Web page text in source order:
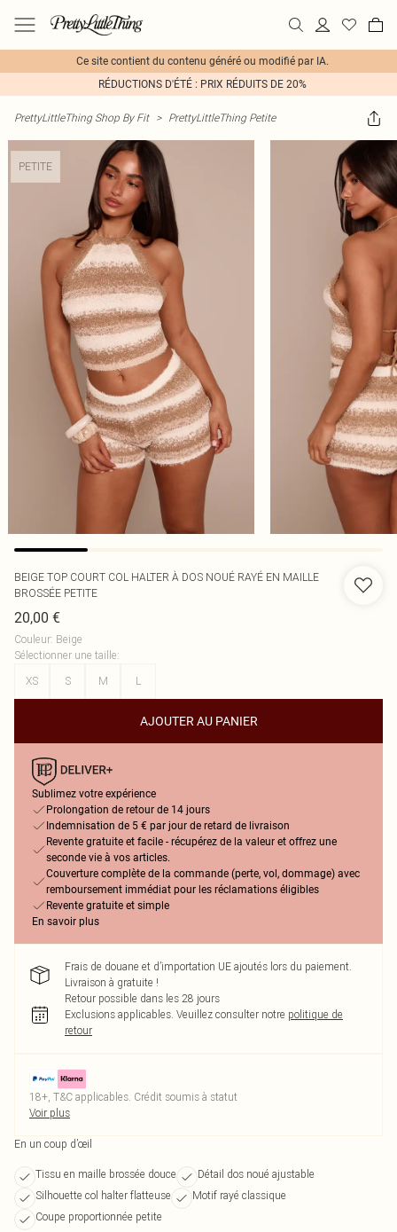
Ce site contient du contenu généré ou modifié par IA.
RÉDUCTIONS D'ÉTÉ : PRIX RÉDUITS DE 20%
PrettyLittleThing Shop By Fit > PrettyLittleThing Petite
PETITE
BEIGE TOP COURT COL HALTER À DOS NOUÉ RAYÉ EN MAILLE
BROSSÉE PETITE
20,00 €
Couleur: Beige
Sélectionner une taille:
XS
S M L
AJOUTER AU PANIER
Sublimez votre expérience
Prolongation de retour de 14 jours
Indemnisation de 5 € par jour de retard de livraison
Revente gratuite et facile - récupérez de la valeur et offrez une
seconde vie à vos articles.
Couverture complète de la commande (perte, vol, dommage) avec
remboursement immédiat pour les réclamations éligibles
Revente gratuite et simple
En savoir plus
Frais de douane et d’importation UE ajoutés lors du paiement.
Livraison à gratuite !
Retour possible dans les 28 jours
Exclusions applicables. Veuillez consulter notre politique de
retour
18+, T&C applicables. Crédit soumis à statut
Voir plus
En un coup d’œil
Tissu en maille brossée douce
Détail dos noué ajustable
Silhouette col halter flatteuse
Motif rayé classique
Coupe proportionnée petite